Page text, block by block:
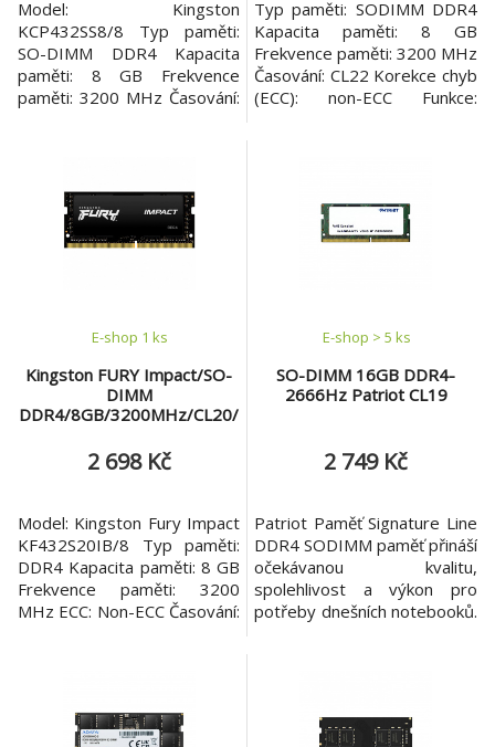
Model: Kingston
KCP432SS8/8 Typ paměti:
SO-DIMM DDR4 Kapacita
paměti: 8 GB Frekvence
paměti: 3200 MHz Časování:
balení: 1
Typ paměti: SODIMM DDR4
Kapacita paměti: 8 GB
Frekvence paměti: 3200 MHz
Časování: CL22 Korekce chyb
(ECC): non-ECC Funkce:
(SPD): EEPROM *RoHS
Compliant and Halogen-Free
Kingston FURY Impact/SO-
DIMM
DDR4/8GB/3200MHz/CL20/
E-shop 1 ks
2 698 Kč
Model: Kingston Fury Impact
KF432S20IB/8 Typ paměti:
DDR4 Kapacita paměti: 8 GB
Frekvence paměti: 3200
MHz ECC: Non-ECC Časování:
SO-DIMM 16GB DDR4-
2666Hz Patriot CL19
E-shop > 5 ks
2 749 Kč
Patriot Paměť Signature Line
DDR4 SODIMM paměť přináší
očekávanou kvalitu,
spolehlivost a výkon pro
potřeby dnešních notebooků.
Kapacita paměti: 16 GB